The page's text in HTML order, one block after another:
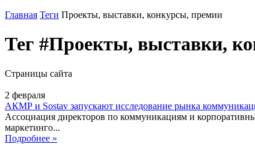
Главная Теги Проекты, выставки, конкурсы, премии
Тег #Проекты, выставки,
Страницы сайта
2 февраля
АКМР и Sostav запускают исследование рынка
Ассоциация директоров по коммуникациям и
маркетинго...
Подробнее »